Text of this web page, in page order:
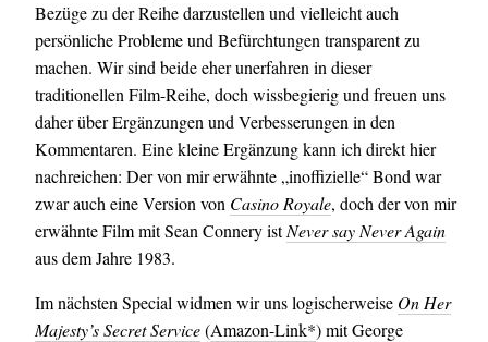
Bezüge zu der Reihe darzustellen und vielleicht auch
persönliche Probleme und Befürchtungen transparent zu
machen. Wir sind beide eher unerfahren in dieser
traditionellen Film-Reihe, doch wissbegierig und freuen uns
daher über Ergänzungen und Verbesserungen in den
Kommentaren. Eine kleine Ergänzung kann ich direkt hier
nachreichen: Der von mir erwähnte „inoffizielle“ Bond war
zwar auch eine Version von Casino Royale, doch der von mir
erwähnte Film mit Sean Connery istNever say Never Again
aus dem Jahre 1983.
Im nächsten Special widmen wir uns logischerweise On Her
Majesty’s Secret Service(Amazon-Link*) mit George